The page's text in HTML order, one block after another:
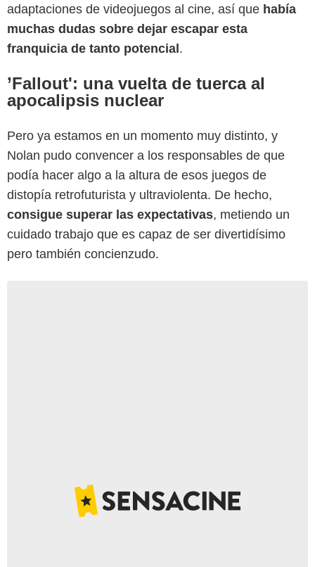
adaptaciones de videojuegos al cine, así que había
muchas dudas sobre dejar escapar esta
franquicia de tanto potencial.
’Fallout': una vuelta de tuerca al
apocalipsis nuclear
Pero ya estamos en un momento muy distinto, y
Nolan pudo convencer a los responsables de que
podía hacer algo a la altura de esos juegos de
distopía retrofuturista y ultraviolenta. De hecho,
consigue superar las expectativas, metiendo un
cuidado trabajo que es capaz de ser divertidísimo
pero también concienzudo.